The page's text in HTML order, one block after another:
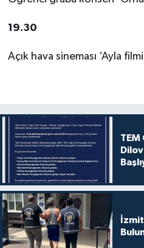
19.30
Açık hava sineması ‘Ayla
TEM